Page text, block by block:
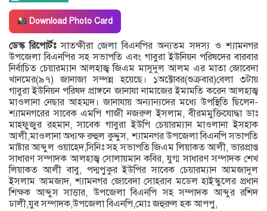
Download Photo Card
ডেস্ক রিপোর্টঃসাতক্ষীরা জেলা বিএনপির অন্যতম সদস্য ও শ্যামনগর
উপজেলা বিএনপির সহ সভাপতি এবং গাবুরা ইউনিয়ন পরিষদের বারবার
নির্বাচিত চেয়ারম্যান আলহাজ্ব জিএম মাসুদুল আলম এর মাতা জোবেদা
খানমের(৯৭) জানাজা সম্পন্ন হয়েছে। ১অক্টোবর(শুক্রবার)বেলা ৩টায়
গাবুরা ইউনিয়ন পরিষদ প্রাঙ্গনে জানাযা নামাজের ইমামতি করেন আলহাজ্ব
মাওলানা নেছার আহম্মদ। জানাযায় অন্যান্যদের মধ্যে উপস্থিতি ছিলেন-
শ্যামনগরের সাবেক এমপি গাজী নজরুল ইসলাম, বীরমমুক্তিযোদ্ধা ডাঃ
মাহফুজুর রহমান, সাবেক গাবুরা ইউপি চেয়ারম্যান মাওলানা ইসহাক
আলী,মাওলানা অধ্যক্ষ রুহুল কুদ্দুস, শ্যামনগর উপজেলা বিএনপি সভাপতি
মাষ্টার আব্দুল ওয়াহেদ,সিনিঃ সহ সভাপতি জিএম লিয়াকত আলী, ভারপ্রাপ্ত
সাধারণ সম্পাদক আলহাজ্ব সোলায়মান কবির, যুগ্ম সাধারণ সম্পাদক শেখ
লিয়াকত আলী বাবু, পদ্মপুকুর ইউপির সাবেক চেয়ারম্যান আমজাদুল
ইসলাম আমজাদ, শ্যামনগর জোবেদা সোহরাব মডেল হাইস্কুলের প্রধান
শিক্ষক আব্দুস সাত্তার, উপজেলা বিএনপি সহ সম্পাদক আব্দুর রশিদ
ঢালী,যুব সম্পাদক,উপজেলা বিএনপি,মোঃ জহুরুল হক আপপু,